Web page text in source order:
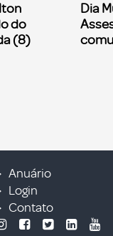
do
(8)
Dia
Anuário
Login
Contato